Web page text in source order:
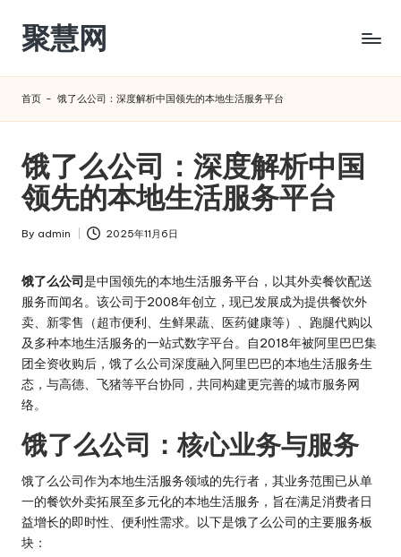
Skip
content
聚慧网
首页 - 饿了么公司：深度解析中国领先的本地生活服务平台
饿了么公司：深度解析中国
领先的本地生活服务平台
Posted
By admin 2025年11月6日
饿了么公司是中国领先的本地生活服务平台，以其外卖餐饮配送
服务而闻名。该公司于2008年创立，现已发展成为提供餐饮外
卖、新零售（超市便利、生鲜果蔬、医药健康等）、跑腿代购以
及多种本地生活服务的一站式数字平台。自2018年被阿里巴巴集
团全资收购后，饿了么公司深度融入阿里巴巴的本地生活服务生
态，与高德、飞猪等平台协同，共同构建更完善的城市服务网
络。
饿了么公司：核心业务与服务
饿了么公司作为本地生活服务领域的先行者，其业务范围已从单
一的餐饮外卖拓展至多元化的本地生活服务，旨在满足消费者日
益增长的即时性、便利性需求。以下是饿了么公司的主要服务板
块：